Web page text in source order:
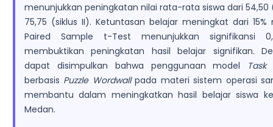
menunjukkan peningkatan nilai rata-rata siswa dari 54,50
75,75 (siklus II). Ketuntasan belajar meningkat dari 15%
Paired Sample t-Test menunjukkan signifikansi
membuktikan peningkatan hasil belajar signifikan.
dapat disimpulkan bahwa penggunaan model Task
berbasis Puzzle Wordwallpada materi sistem operasi
membantu dalam meningkatkan hasil belajar siswa
Medan.